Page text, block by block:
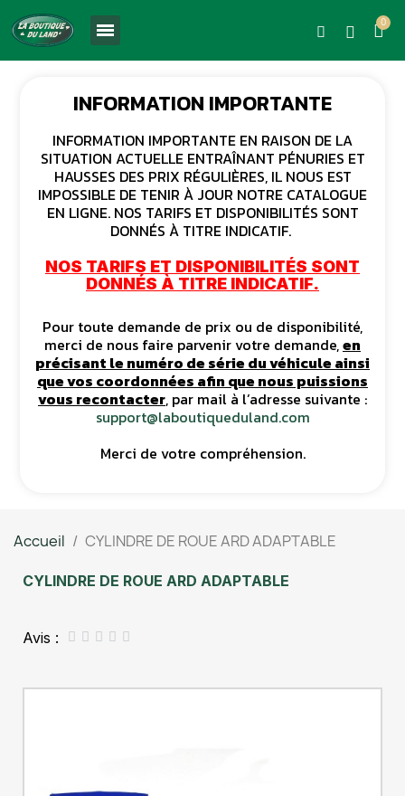
INFORMATION IMPORTANTE
INFORMATION IMPORTANTE EN RAISON DE LA
SITUATION ACTUELLE ENTRAÎNANT PÉNURIES ET
HAUSSES DES PRIX RÉGULIÈRES, IL NOUS EST
IMPOSSIBLE DE TENIR À JOUR NOTRE CATALOGUE
EN LIGNE. NOS TARIFS ET DISPONIBILITÉS SONT
DONNÉS À TITRE INDICATIF.
NOS TARIFS ET DISPONIBILITÉS SONT
DONNÉS À TITRE INDICATIF.
Pour toute demande de prix ou de disponibilité,
merci de nous faire parvenir votre demande,en
précisant le numéro de série du véhicule ainsi
que vos coordonnées afin que nous puissions
vous recontacter, par mail à l’adresse suivante :
support@laboutiqueduland.com
Merci de votre compréhension.
Accueil CYLINDRE DE ROUE ARD ADAPTABLE
CYLINDRE DE ROUE ARD ADAPTABLE
Avis :     